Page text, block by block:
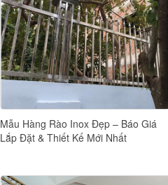
Mẫu Hàng Rào Inox Đẹp – Báo Giá
Lắp Đặt & Thiết Kế Mới Nhất